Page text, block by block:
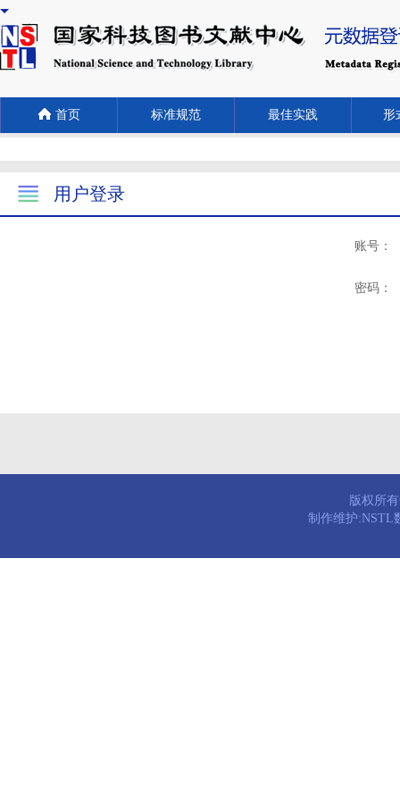
首页 标准规范 最佳实践 形
用户登录
账号：
密码：
版权所
制作维护:NSTL